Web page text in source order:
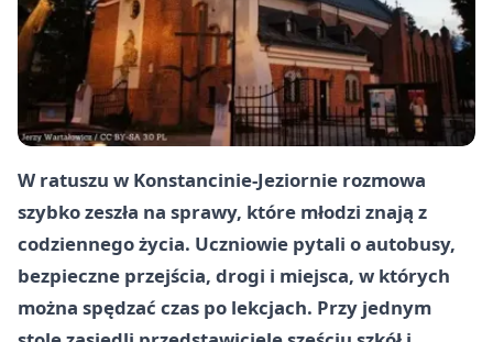
W ratuszu w Konstancinie-Jeziornie rozmowa
szybko zeszła na sprawy, które młodzi znają z
codziennego życia. Uczniowie pytali o autobusy,
bezpieczne przejścia, drogi i miejsca, w których
można spędzać czas po lekcjach. Przy jednym